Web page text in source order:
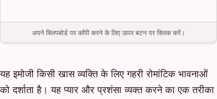
अपने क्लिपबोर्ड पर कॉपी करने के लिए ऊपर बटन पर क्लिक करें।
यह इमोजी किसी खास व्यक्ति के लिए गहरी रोमांटिक भावनाओं
को दर्शाता है। यह प्यार और प्रशंसा व्यक्त करने का एक तरीका